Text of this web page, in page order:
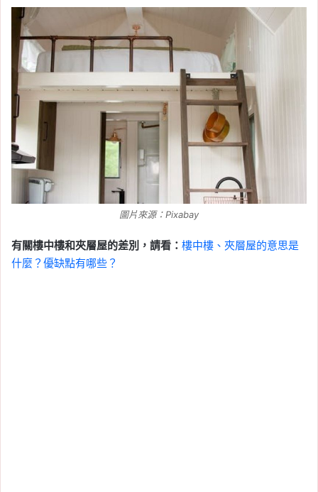
圖片來源：Pixabay
有關樓中樓和夾層屋的差別，請看： 樓中樓、夾層屋的意思是
什麼？優缺點有哪些？